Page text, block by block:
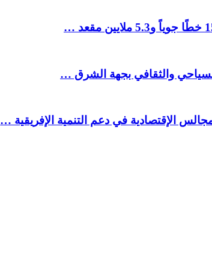
والثقافي بجهة الشرق …
الإقتصادية في دعم التنمية الإفريقية …